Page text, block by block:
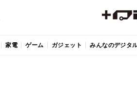
家電 ゲーム ガジェット みんなのデジタ